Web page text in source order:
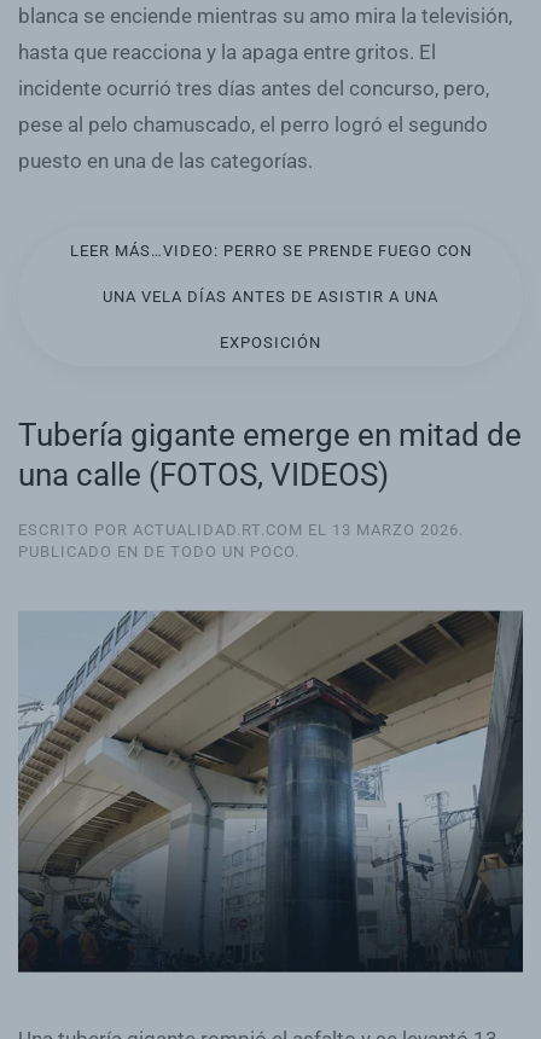
blanca se enciende mientras su amo mira la televisión,
hasta que reacciona y la apaga entre gritos. El
incidente ocurrió tres días antes del concurso, pero,
pese al pelo chamuscado, el perro logró el segundo
puesto en una de las categorías.
LEER MÁS…VIDEO: PERRO SE PRENDE FUEGO CON
UNA VELA DÍAS ANTES DE ASISTIR A UNA
EXPOSICIÓN
Tubería gigante emerge en mitad de
una calle (FOTOS, VIDEOS)
ESCRITO POR ACTUALIDAD.RT.COM EL 13 MARZO 2026.
PUBLICADO EN DE TODO UN POCO.